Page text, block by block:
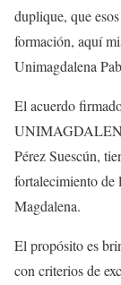
duplique, que
formación, aquí
Unimagdalena
El acuerdo
Pérez Suescún,
fortalecimiento de
Magdalena.
El propósito es
con criterios de